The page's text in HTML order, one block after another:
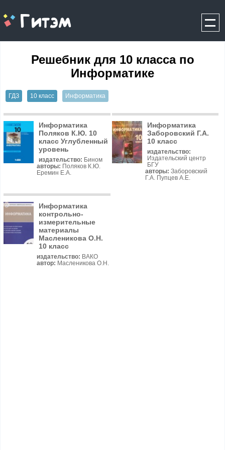
gitem.me
Решебник для 10 класса по
Информатике
ГДЗ 10 класс Информатика
Информатика
Поляков К.Ю. 10
класс Углубленный
уровень
издательство: Бином
авторы: Поляков К.Ю.
Еремин Е.А.
Информатика
Заборовский Г.А.
10 класс
издательство:
Издательский центр
БГУ
авторы: Заборовский
Г.А. Пупцев А.Е.
Информатика
контрольно-
измерительные
материалы
Масленикова О.Н.
10 класс
издательство: ВАКО
автор: Масленикова О.Н.